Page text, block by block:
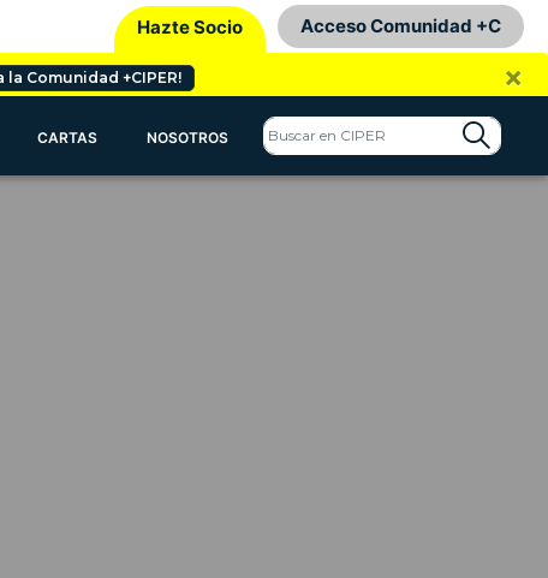
Hazte Socio Acceso Comunidad +C
la Comunidad +CIPER! ×
CARTAS NOSOTROS